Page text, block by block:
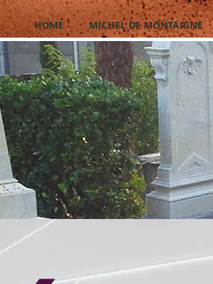
HOME MICHEL DE MONTAIGNE